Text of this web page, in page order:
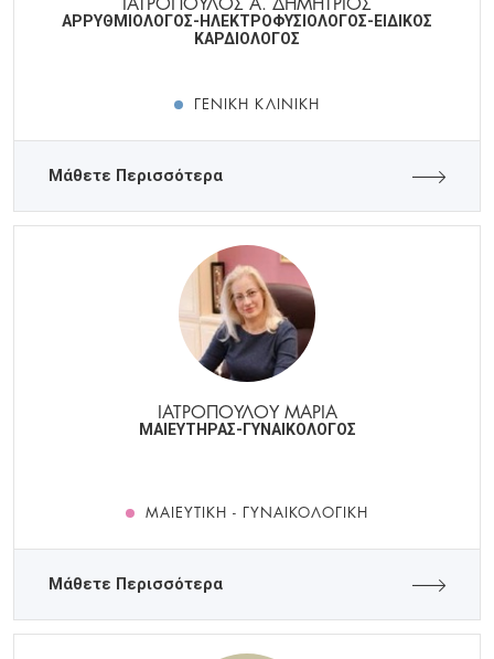
ΑΡΡΥΘΜΙΟΛΟΓΟΣ-ΗΛΕΚΤΡΟΦΥΣΙΟΛΟΓΟΣ-ΕΙΔΙΚΟΣ
ΚΑΡΔΙΟΛΟΓΟΣ
ΓΕΝΙΚΉ ΚΛΙΝΙΚΉ
Μάθετε Περισσότερα
ΙΑΤΡΟΠΟΥΛΟΥ ΜΑΡΙΑ
ΜΑΙΕΥΤΗΡΑΣ-ΓΥΝΑΙΚΟΛΟΓΟΣ
ΜΑΙΕΥΤΙΚΉ - ΓΥΝΑΙΚΟΛΟΓΙΚΉ
Μάθετε Περισσότερα